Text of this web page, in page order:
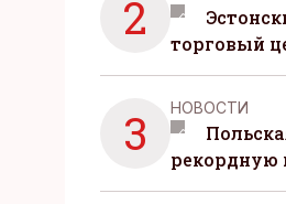
2
торговый
3 НОВОСТИ
рекордную